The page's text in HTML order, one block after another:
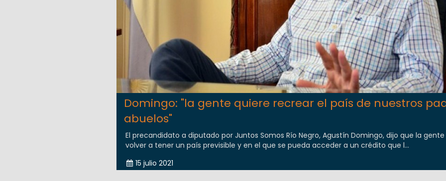
Domingo: "la gente quiere recrear el país de nuestros
abuelos"
El precandidato a diputado por Juntos Somos Río Negro, Agustín Domingo, dijo que la
volver a tener un país previsible y en el que se pueda acceder a un crédito que l...
15 julio 2021